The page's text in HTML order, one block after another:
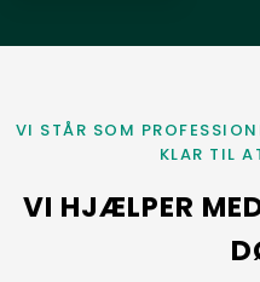
VI STÅR SOM
KLAR TIL
VI HJÆLPER